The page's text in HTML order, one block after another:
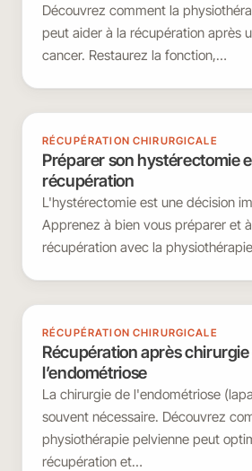
Découvrez comment la
peut aider à la récupération après
cancer. Restaurez la fonction,…
RÉCUPÉRATION CHIRURGICALE
Préparer son hystérectomie
récupération
L'hystérectomie est une décision
Apprenez à bien vous préparer et
récupération avec la
RÉCUPÉRATION CHIRURGICALE
Récupération après chirurgie
l’endométriose
La chirurgie de l'endométriose
souvent nécessaire. Découvrez
physiothérapie pelvienne peut
récupération et…